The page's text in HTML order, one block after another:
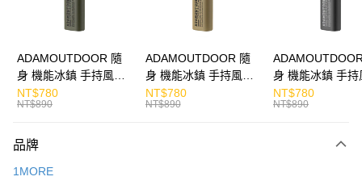
運送方式
免運費
付款後7-11取貨
ADAMOUTDOOR 隨
身 機能冰鎮 手持風扇
掛繩
NT$780
NT$890
ADAMOUTDOOR 隨
身 機能冰鎮 手持風扇
掛繩
NT$780
NT$890
身 機能冰鎮 手持
掛繩
NT$780
NT$890
品牌
1MORE